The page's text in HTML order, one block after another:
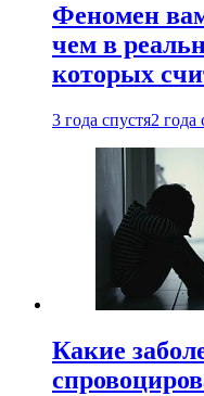
Феномен
чем в
которых
3 года спустя2 года
Какие